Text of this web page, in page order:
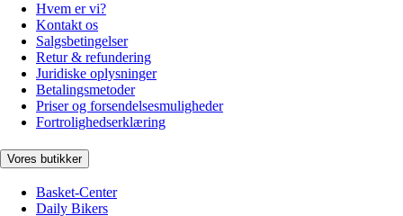
Hvem er vi?
Kontakt os
Salgsbetingelser
Retur & refundering
Juridiske oplysninger
Betalingsmetoder
Priser og forsendelsesmuligheder
Fortrolighedserklæring
Vores butikker
Basket-Center
Daily Bikers